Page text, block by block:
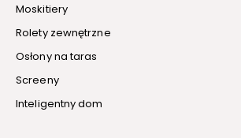
Moskitiery
Rolety zewnętrzne
Osłony na taras
Screeny
Inteligentny dom